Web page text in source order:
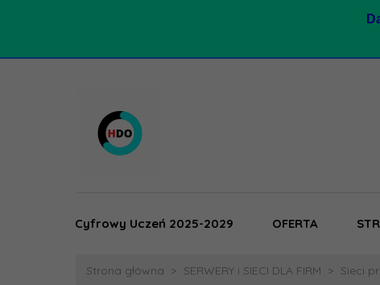
Cyfrowy Uczeń 2025-2029 OFERTA
Strona główna SERWERY i SIECI DLA FIRM Sieci